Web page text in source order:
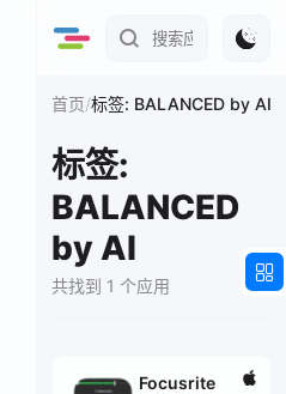
首页/标签: BALANCED by AI
标签:
BALANCED
by AI
共找到 1 个应用
Focusrite